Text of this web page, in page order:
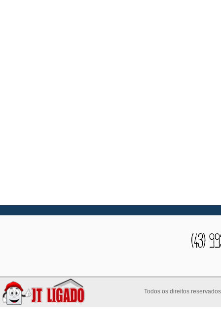
Todos os direitos